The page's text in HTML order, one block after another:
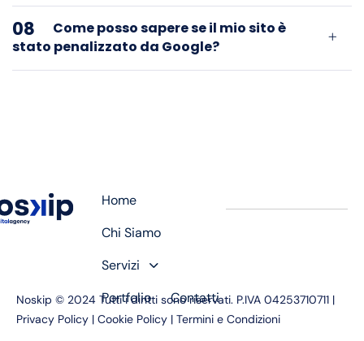
08
Come posso sapere se il mio sito è
stato penalizzato da Google?
Home
Chi Siamo
Servizi
Portfolio
Contatti
Noskip © 2024 Tutti i diritti sono riservati. P.IVA 04253710711 |
Privacy Policy | Cookie Policy | Termini e Condizioni